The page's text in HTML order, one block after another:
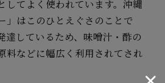
してよく使われています。沖縄
」はこのひとえぐさのことで
達しているため、味噌汁・酢の
料などに幅広く利用されてされ